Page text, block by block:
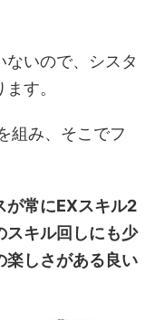
いので、シスタ
す。
組み、そこでフ
が常にEXスキル2
スキル回しにも少
楽しさがある良い